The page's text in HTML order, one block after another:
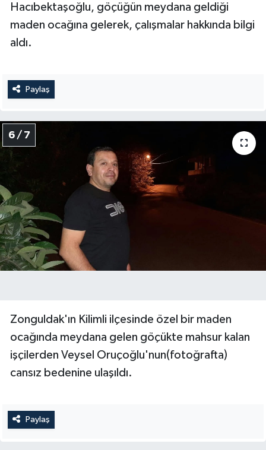
Hacıbektaşoğlu, göçüğün meydana geldiği
maden ocağına gelerek, çalışmalar hakkında bilgi
aldı.
Paylaş
6 / 7
Zonguldak'ın Kilimli ilçesinde özel bir maden
ocağında meydana gelen göçükte mahsur kalan
işçilerden Veysel Oruçoğlu'nun(fotoğrafta)
cansız bedenine ulaşıldı.
Paylaş